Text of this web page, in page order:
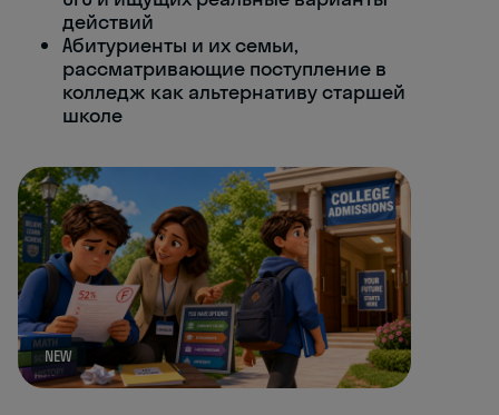
действий
Абитуриенты и их семьи,
рассматривающие поступление в
колледж как альтернативу старшей
школе
NEW